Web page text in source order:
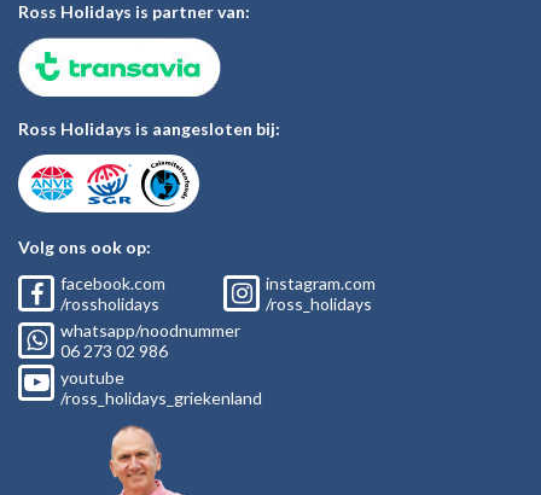
Ross Holidays is partner van:
Ross Holidays is aangesloten bij:
Volg ons ook op:
facebook.com
/rossholidays
instagram.com
/ross_holidays
whatsapp/noodnummer
06 273 02 986
youtube
/ross_holidays_griekenland